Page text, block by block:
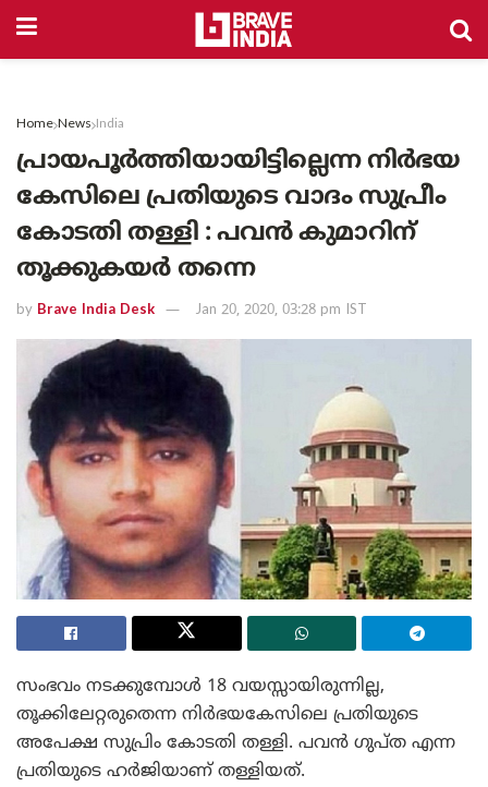
Home News India
പ്രായപൂര്‍ത്തിയായിട്ടില്ലെന്ന നിര്‍ഭയ
കേസിലെ പ്രതിയുടെ വാദം സുപ്രീം
കോടതി തള്ളി : പവന്‍ കുമാറിന്
തൂക്കുകയര്‍ തന്നെ
by Brave India Desk Jan 20, 2020, 03:28 pm IST
സംഭവം നടക്കുമ്പോള്‍ 18 വയസ്സായിരുന്നില്ല,
തൂക്കിലേറ്റരുതെന്ന നിര്‍ഭയകേസിലെ പ്രതിയുടെ
അപേക്ഷ സുപ്രിം കോടതി തള്ളി. പവന്‍ ഗുപ്ത എന്ന
പ്രതിയുടെ ഹര്‍ജിയാണ് തള്ളിയത്.